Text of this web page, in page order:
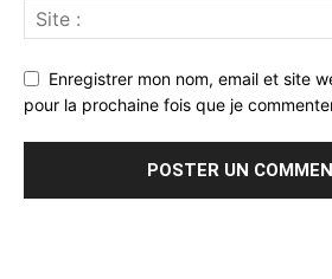
Enregistrer mon nom, email et site
pour la prochaine fois que je